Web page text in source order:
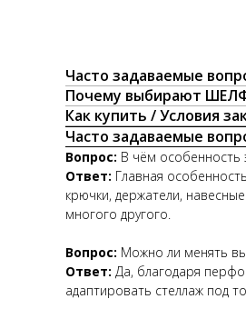
Часто задаваемые
Почему выбирают
Как купить / Условия
Часто задаваемые
Вопрос: В чём особенность
Ответ: Главная
крючки, держатели,
многого другого.
Вопрос: Можно ли менять
Ответ: Да, благодаря
адаптировать стеллаж под